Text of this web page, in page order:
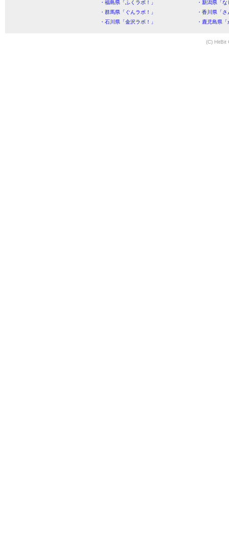
・福島県「ふくラボ！」
・新潟県「
・群馬県「ぐんラボ！」
・香川県「
・石川県「金沢ラボ！」
・鹿児島県
(C) HitBit